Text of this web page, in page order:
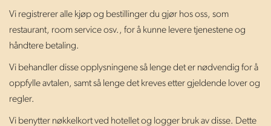
Vi registrerer alle kjøp og bestillinger du gjør hos oss, som
restaurant, room service osv., for å kunne levere tjenestene og
håndtere betaling.
Vi behandler disse opplysningene så lenge det er nødvendig for å
oppfylle avtalen, samt så lenge det kreves etter gjeldende lover og
regler.
Vi benytter nøkkelkort ved hotellet og logger bruk av disse. Dette